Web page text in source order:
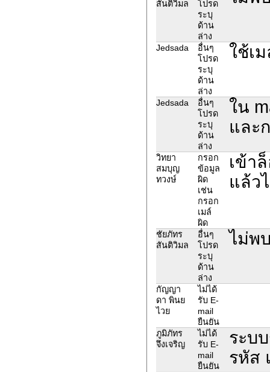
สันติวิมล
โปรด
ระบุ
ด้าน
ล่าง
Jedsada
อื่นๆ
โปรด
ระบุ
ด้าน
ล่าง
ใช้เ
Jedsada
อื่นๆ
โปรด
ระบุ
ด้าน
ล่าง
ใน
และ
วิทยา
สมบุญ
ทวงษ์
กรอก
ข้อมูล
ผิด
เช่น
กรอก
เมล์
ผิด
เข้า
แล้ว
ชัยภัทร
สันติวิมล
อื่นๆ
โปรด
ระบุ
ด้าน
ล่าง
ไม่พ
กัญญา
ดา พินย
ไวย
ไม่ได้
รับ E-
mail
ยืนยัน
ภูมิภัทร
จึงเจริญ
ไม่ได้
รับ E-
mail
ยืนยัน
ระบ
รหัส